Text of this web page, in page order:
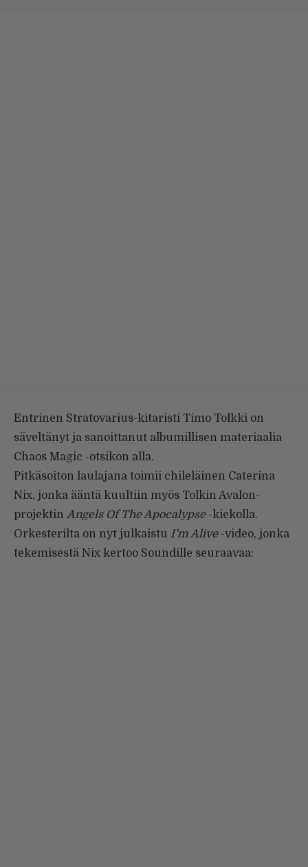
Entrinen Stratovarius-kitaristi Timo Tolkki on
säveltänyt ja sanoittanut albumillisen materiaalia
Chaos Magic -otsikon alla.
Pitkäsoiton laulajana toimii chileläinen Caterina
Nix, jonka ääntä kuultiin myös Tolkin Avalon-
projektin Angels Of The Apocalypse-kiekolla.
Orkesterilta on nyt julkaistu I’m Alive-video, jonka
tekemisestä Nix kertoo Soundille seuraavaa: